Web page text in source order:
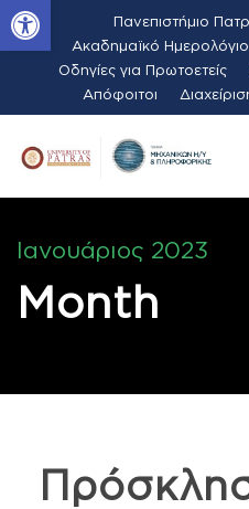
Ανοίξτε τη γραμμή εργαλείων Πανεπιστήμιο
Ακαδημαϊκό Ημερολόγιο
Οδηγίες για Πρωτοετείς
Απόφοιτοι
Ιανουάριος 2023
Month